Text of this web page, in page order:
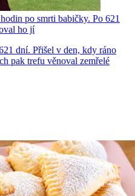
po smrti babičky. Po 621
ho jí
dní. Přišel v den, kdy ráno
pak trefu věnoval zemřelé